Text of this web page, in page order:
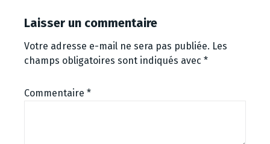
Laisser un commentaire
Votre adresse e-mail ne sera pas publiée. Les
champs obligatoires sont indiqués avec *
Commentaire *